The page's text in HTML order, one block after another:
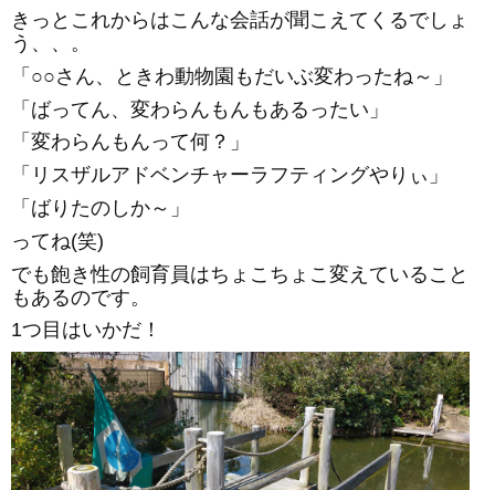
きっとこれからはこんな会話が聞こえてくるでしょ
う、、。
「○○さん、ときわ動物園もだいぶ変わったね～」
「ばってん、変わらんもんもあるったい」
「変わらんもんって何？」
「リスザルアドベンチャーラフティングやりぃ」
「ばりたのしか～」
ってね(笑)
でも飽き性の飼育員はちょこちょこ変えていること
もあるのです。
1つ目はいかだ！